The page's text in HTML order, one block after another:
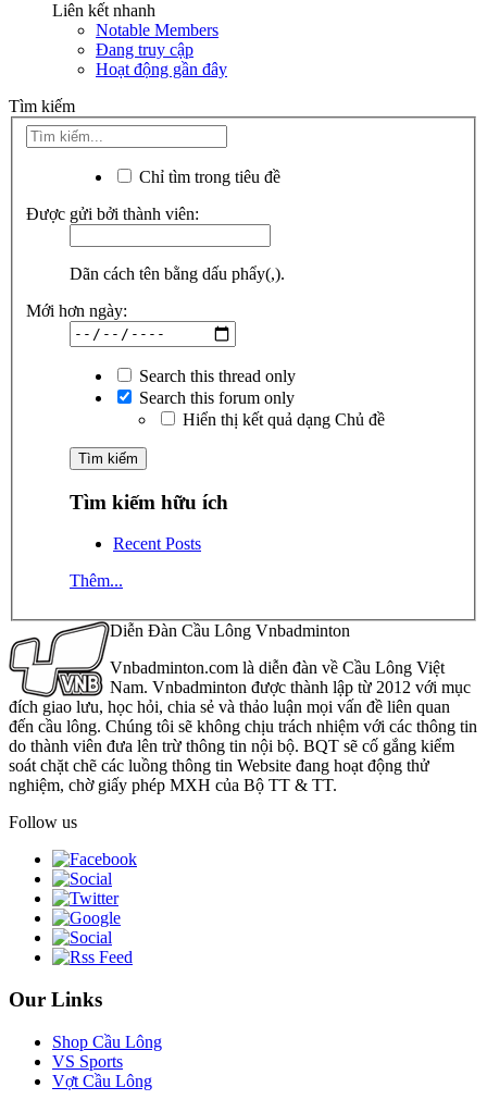
Liên kết nhanh
Notable Members
Đang truy cập
Hoạt động gần đây
Tìm kiếm
Chỉ tìm trong tiêu đề
Được gửi bởi thành viên:
Dãn cách tên bằng dấu phẩy(,).
Mới hơn ngày:
Search this thread only
Search this forum only
Hiển thị kết quả dạng Chủ đề
Tìm kiếm hữu ích
Recent Posts
Thêm...
Diễn Đàn Cầu Lông Vnbadminton
Vnbadminton.com là diễn đàn về Cầu Lông Việt
Nam. Vnbadminton được thành lập từ 2012 với mục
đích giao lưu, học hỏi, chia sẻ và thảo luận mọi vấn đề liên quan
đến cầu lông. Chúng tôi sẽ không chịu trách nhiệm với các thông tin
do thành viên đưa lên trừ thông tin nội bộ. BQT sẽ cố gắng kiểm
soát chặt chẽ các luồng thông tin Website đang hoạt động thử
nghiệm, chờ giấy phép MXH của Bộ TT & TT.
Follow us
Our Links
Shop Cầu Lông
VS Sports
Vợt Cầu Lông